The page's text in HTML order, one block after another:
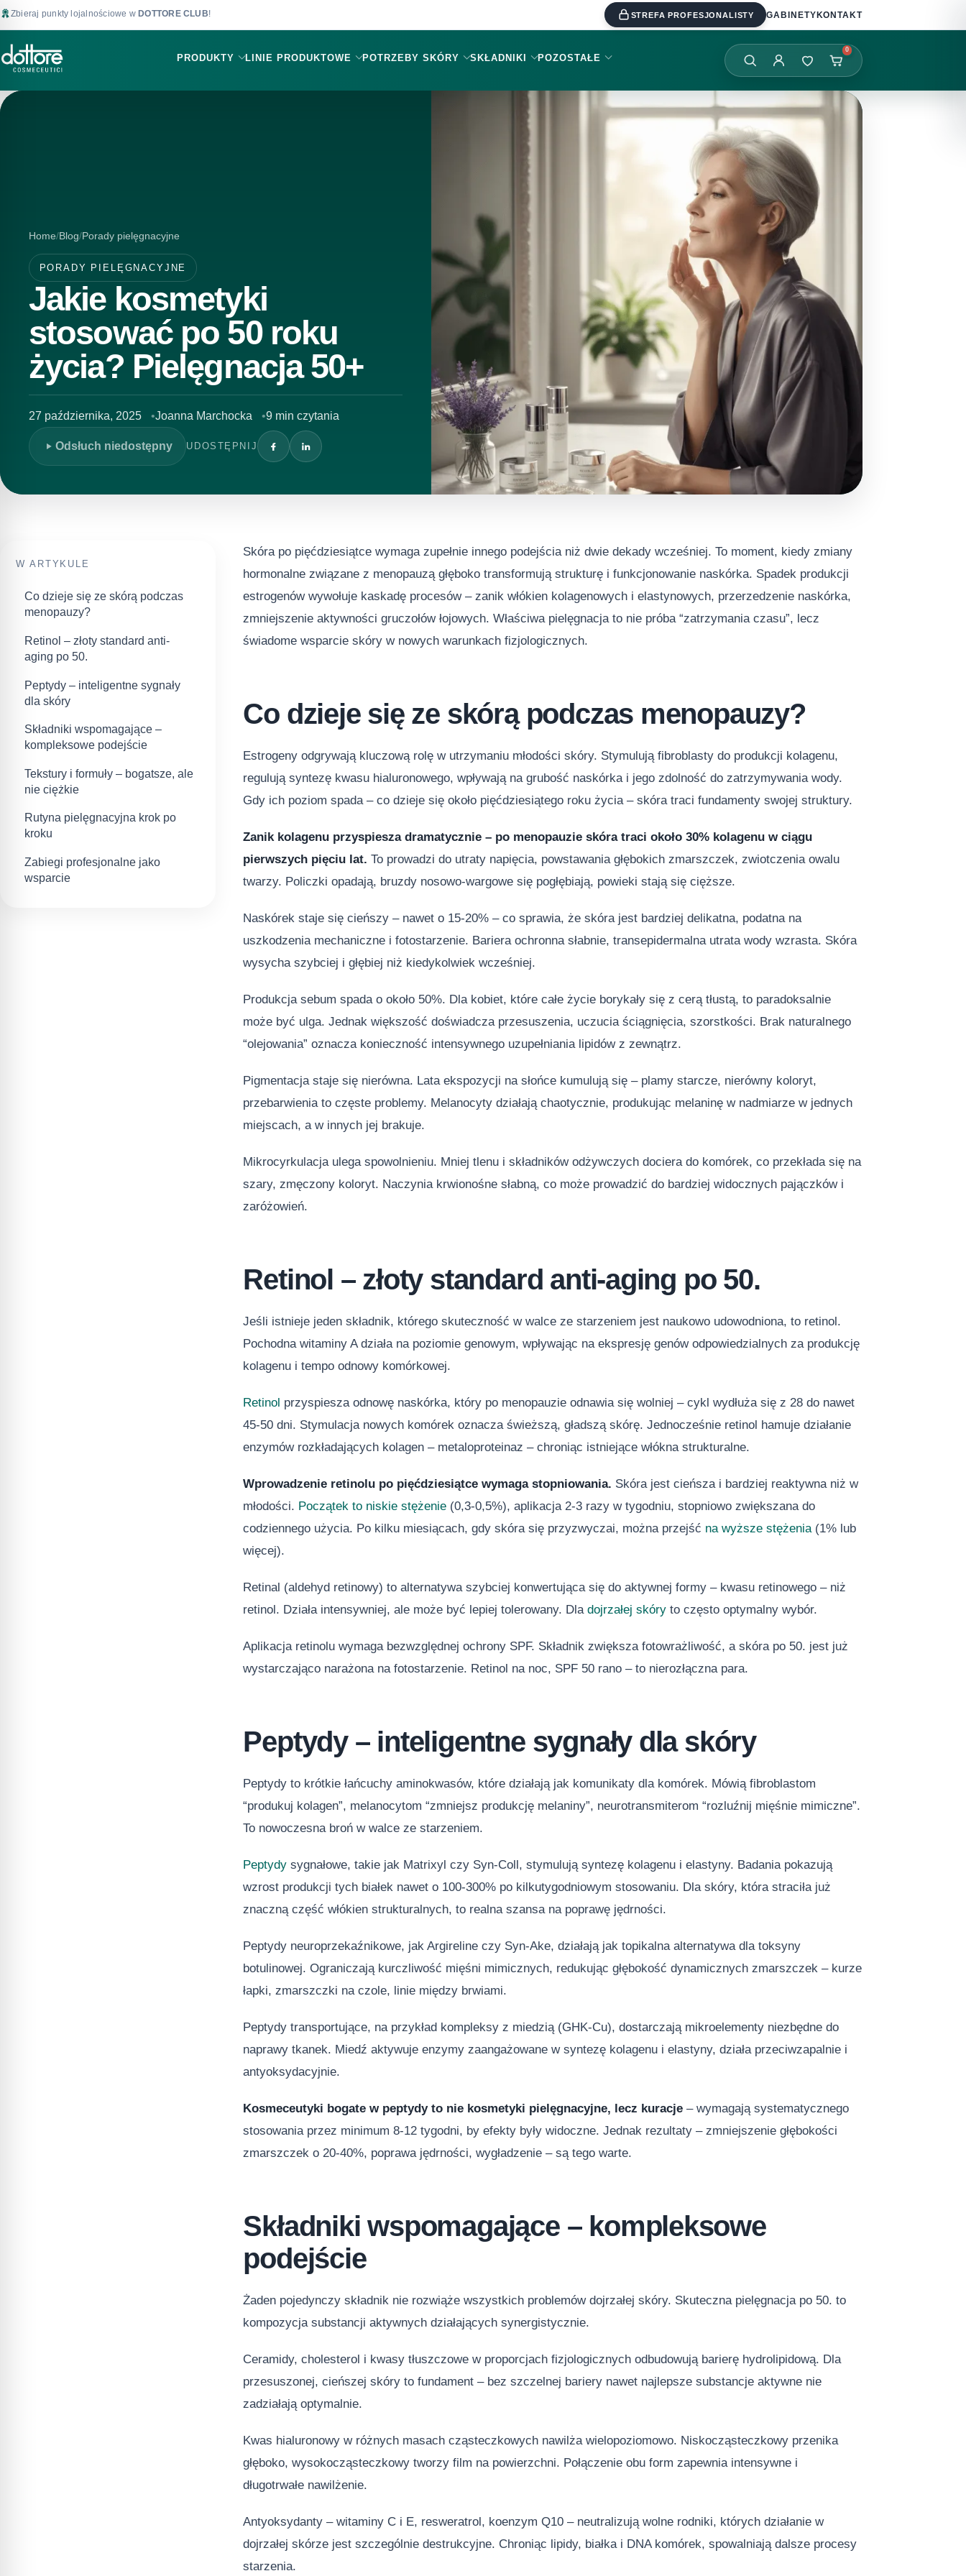
Zbieraj punkty lojalnościowe w DOTTORE CLUB! STREFA PROFESJONALISTY GABINETY KONTAKT
PRODUKTY LINIE PRODUKTOWE POTRZEBY SKÓRY SKŁADNIKI POZOSTAŁE
0
Home Blog Porady pielęgnacyjne
PORADY PIELĘGNACYJNE
Jakie kosmetyki
stosować po 50 roku
życia? Pielęgnacja 50+
27 października, 2025 Joanna Marchocka 9 min czytania
Odsłuch niedostępny UDOSTĘPNIJ
W ARTYKULE
Co dzieje się ze skórą podczas
menopauzy?
Retinol – złoty standard anti-
aging po 50.
Peptydy – inteligentne sygnały
dla skóry
Składniki wspomagające –
kompleksowe podejście
Tekstury i formuły – bogatsze, ale
nie ciężkie
Rutyna pielęgnacyjna krok po
kroku
Zabiegi profesjonalne jako
wsparcie
Skóra po pięćdziesiątce wymaga zupełnie innego podejścia niż dwie dekady wcześniej. To moment, kiedy zmiany
hormonalne związane z menopauzą głęboko transformują strukturę i funkcjonowanie naskórka. Spadek produkcji
estrogenów wywołuje kaskadę procesów – zanik włókien kolagenowych i elastynowych, przerzedzenie naskórka,
zmniejszenie aktywności gruczołów łojowych. Właściwa pielęgnacja to nie próba “zatrzymania czasu”, lecz
świadome wsparcie skóry w nowych warunkach fizjologicznych.
Co dzieje się ze skórą podczas menopauzy?
Estrogeny odgrywają kluczową rolę w utrzymaniu młodości skóry. Stymulują fibroblasty do produkcji kolagenu,
regulują syntezę kwasu hialuronowego, wpływają na grubość naskórka i jego zdolność do zatrzymywania wody.
Gdy ich poziom spada – co dzieje się około pięćdziesiątego roku życia – skóra traci fundamenty swojej struktury.
Zanik kolagenu przyspiesza dramatycznie – po menopauzie skóra traci około 30% kolagenu w ciągu
pierwszych pięciu lat. To prowadzi do utraty napięcia, powstawania głębokich zmarszczek, zwiotczenia owalu
twarzy. Policzki opadają, bruzdy nosowo-wargowe się pogłębiają, powieki stają się cięższe.
Naskórek staje się cieńszy – nawet o 15-20% – co sprawia, że skóra jest bardziej delikatna, podatna na
uszkodzenia mechaniczne i fotostarzenie. Bariera ochronna słabnie, transepidermalna utrata wody wzrasta. Skóra
wysycha szybciej i głębiej niż kiedykolwiek wcześniej.
Produkcja sebum spada o około 50%. Dla kobiet, które całe życie borykały się z cerą tłustą, to paradoksalnie
może być ulga. Jednak większość doświadcza przesuszenia, uczucia ściągnięcia, szorstkości. Brak naturalnego
“olejowania” oznacza konieczność intensywnego uzupełniania lipidów z zewnątrz.
Pigmentacja staje się nierówna. Lata ekspozycji na słońce kumulują się – plamy starcze, nierówny koloryt,
przebarwienia to częste problemy. Melanocyty działają chaotycznie, produkując melaninę w nadmiarze w jednych
miejscach, a w innych jej brakuje.
Mikrocyrkulacja ulega spowolnieniu. Mniej tlenu i składników odżywczych dociera do komórek, co przekłada się na
szary, zmęczony koloryt. Naczynia krwionośne słabną, co może prowadzić do bardziej widocznych pajączków i
zaróżowień.
Retinol – złoty standard anti-aging po 50.
Jeśli istnieje jeden składnik, którego skuteczność w walce ze starzeniem jest naukowo udowodniona, to retinol.
Pochodna witaminy A działa na poziomie genowym, wpływając na ekspresję genów odpowiedzialnych za produkcję
kolagenu i tempo odnowy komórkowej.
Retinol przyspiesza odnowę naskórka, który po menopauzie odnawia się wolniej – cykl wydłuża się z 28 do nawet
45-50 dni. Stymulacja nowych komórek oznacza świeższą, gładszą skórę. Jednocześnie retinol hamuje działanie
enzymów rozkładających kolagen – metaloproteinaz – chroniąc istniejące włókna strukturalne.
Wprowadzenie retinolu po pięćdziesiątce wymaga stopniowania. Skóra jest cieńsza i bardziej reaktywna niż w
młodości. Początek to niskie stężenie (0,3-0,5%), aplikacja 2-3 razy w tygodniu, stopniowo zwiększana do
codziennego użycia. Po kilku miesiącach, gdy skóra się przyzwyczai, można przejść na wyższe stężenia(1% lub
więcej).
Retinal (aldehyd retinowy) to alternatywa szybciej konwertująca się do aktywnej formy – kwasu retinowego – niż
retinol. Działa intensywniej, ale może być lepiej tolerowany. Dladojrzałej skóry to często optymalny wybór.
Aplikacja retinolu wymaga bezwzględnej ochrony SPF. Składnik zwiększa fotowrażliwość, a skóra po 50. jest już
wystarczająco narażona na fotostarzenie. Retinol na noc, SPF 50 rano – to nierozłączna para.
Peptydy – inteligentne sygnały dla skóry
Peptydy to krótkie łańcuchy aminokwasów, które działają jak komunikaty dla komórek. Mówią fibroblastom
“produkuj kolagen”, melanocytom “zmniejsz produkcję melaniny”, neurotransmiterom “rozluźnij mięśnie mimiczne”.
To nowoczesna broń w walce ze starzeniem.
Peptydy sygnałowe, takie jak Matrixyl czy Syn-Coll, stymulują syntezę kolagenu i elastyny. Badania pokazują
wzrost produkcji tych białek nawet o 100-300% po kilkutygodniowym stosowaniu. Dla skóry, która straciła już
znaczną część włókien strukturalnych, to realna szansa na poprawę jędrności.
Peptydy neuroprzekaźnikowe, jak Argireline czy Syn-Ake, działają jak topikalna alternatywa dla toksyny
botulinowej. Ograniczają kurczliwość mięśni mimicznych, redukując głębokość dynamicznych zmarszczek – kurze
łapki, zmarszczki na czole, linie między brwiami.
Peptydy transportujące, na przykład kompleksy z miedzią (GHK-Cu), dostarczają mikroelementy niezbędne do
naprawy tkanek. Miedź aktywuje enzymy zaangażowane w syntezę kolagenu i elastyny, działa przeciwzapalnie i
antyoksydacyjnie.
Kosmeceutyki bogate w peptydy to nie kosmetyki pielęgnacyjne, lecz kuracje – wymagają systematycznego
stosowania przez minimum 8-12 tygodni, by efekty były widoczne. Jednak rezultaty – zmniejszenie głębokości
zmarszczek o 20-40%, poprawa jędrności, wygładzenie – są tego warte.
Składniki wspomagające – kompleksowe
podejście
Żaden pojedynczy składnik nie rozwiąże wszystkich problemów dojrzałej skóry. Skuteczna pielęgnacja po 50. to
kompozycja substancji aktywnych działających synergistycznie.
Ceramidy, cholesterol i kwasy tłuszczowe w proporcjach fizjologicznych odbudowują barierę hydrolipidową. Dla
przesuszonej, cieńszej skóry to fundament – bez szczelnej bariery nawet najlepsze substancje aktywne nie
zadziałają optymalnie.
Kwas hialuronowy w różnych masach cząsteczkowych nawilża wielopoziomowo. Niskocząsteczkowy przenika
głęboko, wysokocząsteczkowy tworzy film na powierzchni. Połączenie obu form zapewnia intensywne i
długotrwałe nawilżenie.
Antyoksydanty – witaminy C i E, resweratrol, koenzym Q10 – neutralizują wolne rodniki, których działanie w
dojrzałej skórze jest szczególnie destrukcyjne. Chroniąc lipidy, białka i DNA komórek, spowalniają dalsze procesy
starzenia.